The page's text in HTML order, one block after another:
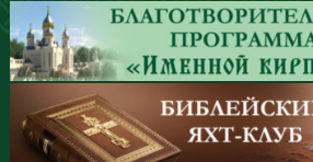
Перейти к основному содержанию